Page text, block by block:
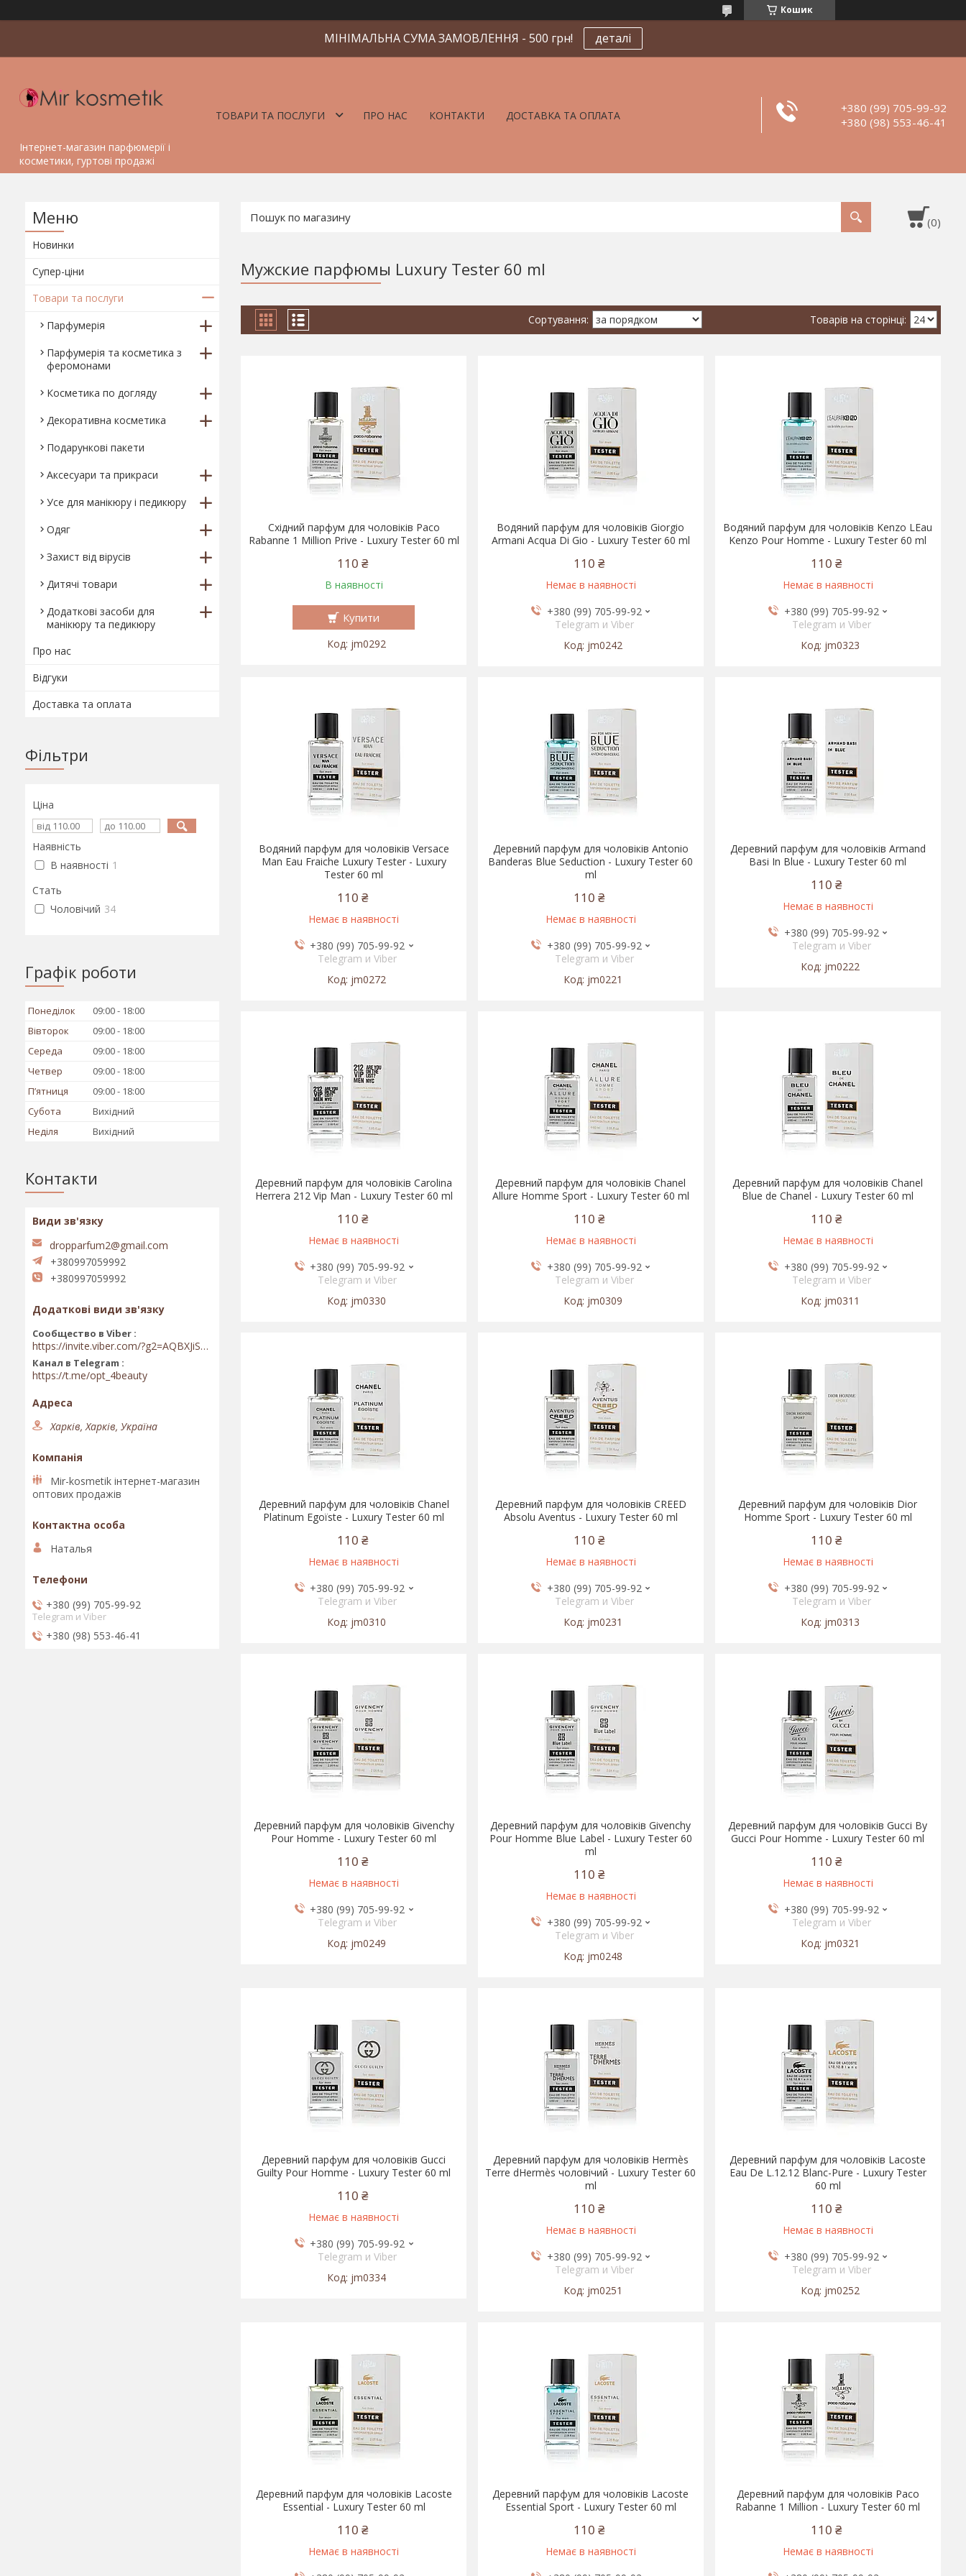
Кошик
МІНІМАЛЬНА СУМА ЗАМОВЛЕННЯ - 500 грн! деталі
Інтернет-магазин парфюмерії і
косметики, гуртові продажі
ТОВАРИ ТА ПОСЛУГИ ПРО НАС КОНТАКТИ ДОСТАВКА ТА ОПЛАТА
+380 (99) 705-99-92
+380 (98) 553-46-41
Мужские парфюмы Luxury Tester 60 ml
Східний парфум для чоловіків Paco
Rabanne 1 Million Prive - Luxury Tester 60 ml
110 ₴
В наявності
Купити
jm0292
Водяний парфум для чоловіків Giorgio
Armani Acqua Di Gio - Luxury Tester 60 ml
110 ₴
Немає в наявності
+380 (99) 705-99-92
Telegram и Viber
jm0242
Водяний парфум для чоловіків Kenzo LEau
Kenzo Pour Homme - Luxury Tester 60 ml
110 ₴
Немає в наявності
+380 (99) 705-99-92
Telegram и Viber
jm0323
Водяний парфум для чоловіків Versace
Man Eau Fraiche Luxury Tester - Luxury
Tester 60 ml
110 ₴
Немає в наявності
+380 (99) 705-99-92
Telegram и Viber
jm0272
Деревний парфум для чоловіків Antonio
Banderas Blue Seduction - Luxury Tester 60
ml
110 ₴
Немає в наявності
+380 (99) 705-99-92
Telegram и Viber
jm0221
Деревний парфум для чоловіків Armand
Basi In Blue - Luxury Tester 60 ml
110 ₴
Немає в наявності
+380 (99) 705-99-92
Telegram и Viber
jm0222
Деревний парфум для чоловіків Carolina
Herrera 212 Vip Man - Luxury Tester 60 ml
110 ₴
Немає в наявності
+380 (99) 705-99-92
Telegram и Viber
jm0330
Деревний парфум для чоловіків Chanel
Allure Homme Sport - Luxury Tester 60 ml
110 ₴
Немає в наявності
+380 (99) 705-99-92
Telegram и Viber
jm0309
Деревний парфум для чоловіків Chanel
Blue de Chanel - Luxury Tester 60 ml
110 ₴
Немає в наявності
+380 (99) 705-99-92
Telegram и Viber
jm0311
Деревний парфум для чоловіків Chanel
Platinum Egoïste - Luxury Tester 60 ml
110 ₴
Немає в наявності
+380 (99) 705-99-92
Telegram и Viber
jm0310
Деревний парфум для чоловіків CREED
Absolu Aventus - Luxury Tester 60 ml
110 ₴
Немає в наявності
+380 (99) 705-99-92
Telegram и Viber
jm0231
Деревний парфум для чоловіків Dior
Homme Sport - Luxury Tester 60 ml
110 ₴
Немає в наявності
+380 (99) 705-99-92
Telegram и Viber
jm0313
Деревний парфум для чоловіків Givenchy
Pour Homme - Luxury Tester 60 ml
110 ₴
Немає в наявності
+380 (99) 705-99-92
Telegram и Viber
jm0249
Деревний парфум для чоловіків Givenchy
Pour Homme Blue Label - Luxury Tester 60
ml
110 ₴
Немає в наявності
+380 (99) 705-99-92
Telegram и Viber
jm0248
Деревний парфум для чоловіків Gucci By
Gucci Pour Homme - Luxury Tester 60 ml
110 ₴
Немає в наявності
+380 (99) 705-99-92
Telegram и Viber
jm0321
Деревний парфум для чоловіків Gucci
Guilty Pour Homme - Luxury Tester 60 ml
110 ₴
Немає в наявності
+380 (99) 705-99-92
Telegram и Viber
jm0334
Деревний парфум для чоловіків Hermès
Terre dHermès чоловічий - Luxury Tester 60
ml
110 ₴
Немає в наявності
+380 (99) 705-99-92
Telegram и Viber
jm0251
Деревний парфум для чоловіків Lacoste
Eau De L.12.12 Blanc-Pure - Luxury Tester
60 ml
110 ₴
Немає в наявності
+380 (99) 705-99-92
Telegram и Viber
jm0252
Деревний парфум для чоловіків Lacoste
Essential - Luxury Tester 60 ml
110 ₴
Немає в наявності
Деревний парфум для чоловіків Lacoste
Essential Sport - Luxury Tester 60 ml
110 ₴
Немає в наявності
Деревний парфум для чоловіків Paco
Rabanne 1 Million - Luxury Tester 60 ml
110 ₴
Немає в наявності
Новинки
Супер-ціни
Товари та послуги
Парфумерія
Парфумерія та косметика з
феромонами
Косметика по догляду
Декоративна косметика
Подарункові пакети
Аксесуари та прикраси
Усе для манікюру і педикюру
Одяг
Захист від вірусів
Дитячі товари
Додаткові засоби для
манікюру та педикюру
Про нас
Відгуки
Доставка та оплата
Фільтри
Ціна
Наявність
В наявності 1
Стать
Чоловічий 34
Графік роботи
Понеділок 09:00
18:00
Вівторок
09:00
18:00
Середа
09:00
18:00
Четвер
09:00
18:00
Пʼятниця
09:00
18:00
Субота
Вихідний
Неділя
Вихідний
Контакти
dropparfum2@gmail.com
+380997059992
+380997059992
Сообщество в Viber
https://invite.viber.com/?g2=AQBXJiSwIKj9N0wsLWM5JifCoZ3k4Lza4fq58RAqpi3Qaj4OiaoTVb4yP1q7iB6e
Канал в Telegram
https://t.me/opt_4beauty
Харків, Харків, Україна
Mir-kosmetik інтернет-магазин
оптових продажів
Наталья
+380 (99) 705-99-92
Telegram и Viber
+380 (98) 553-46-41